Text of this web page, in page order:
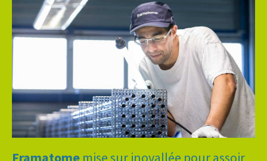
Framatome mise sur inovallée pour assoir